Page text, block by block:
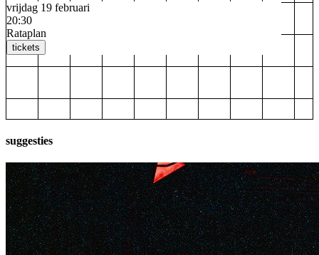
vrijdag 19 februari
20:30
Rataplan
tickets
suggesties